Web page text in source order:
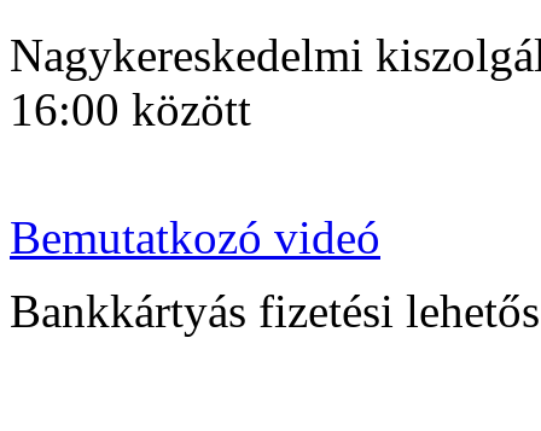
Nagykereskedelmi
16:00 között
Bemutatkozó videó
Bankkártyás fizetési